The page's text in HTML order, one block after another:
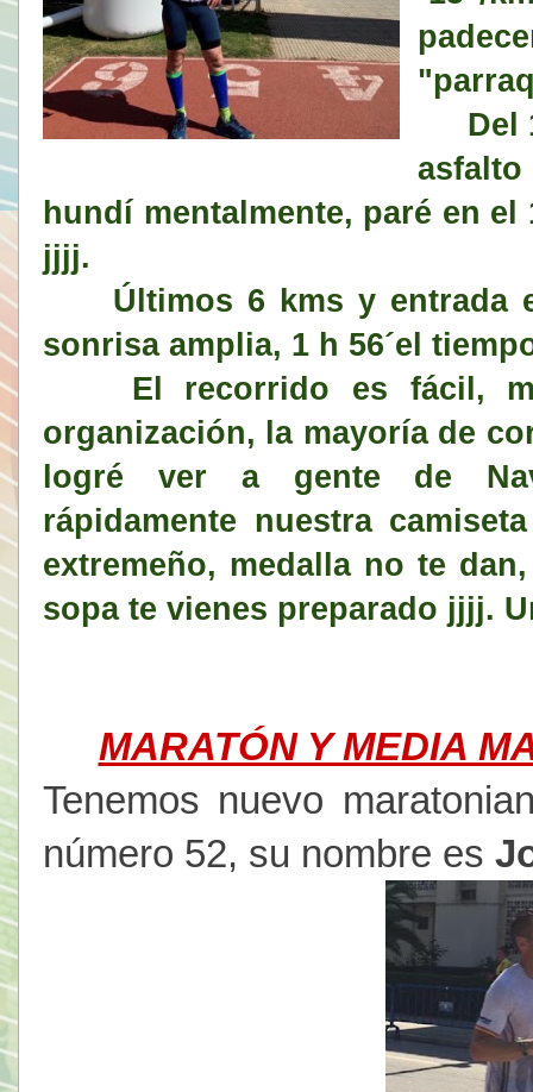
Del
hundí mentalmente, paré en
jjjj.
Últimos 6 kms y entrada
sonrisa amplia, 1 h 56´el
El recorrido es fácil,
organización, la mayoría de
logré ver a gente de
rápidamente nuestra
extremeño, medalla no te
sopa te vienes preparado jjjj.
MARATÓN Y MEDIA
Tenemos nuevo
número 52, su nombre es